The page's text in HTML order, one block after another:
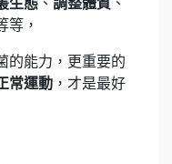
生態 、 調整體質 、
等，
的能力，更重要的
常運動 ，才是最好